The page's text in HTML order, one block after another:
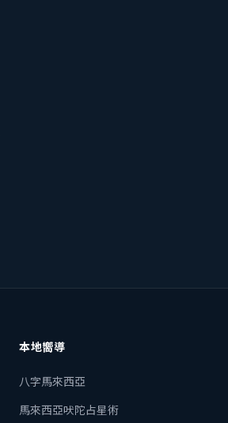
本地嚮導
八字馬來西亞
馬來西亞吠陀占星術